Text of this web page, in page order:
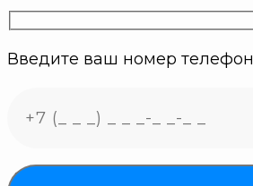
Введите ваш номер